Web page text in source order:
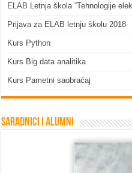
ELAB Letnja škola “Tehnologije
Prijava za ELAB letnju školu 2018
Kurs Python
Kurs Big data analitika
Kurs Pametni saobraćaj
Saradnici i Alumni